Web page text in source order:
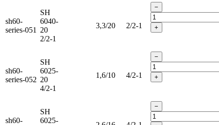
sh60-
series-051
SH
6040-
20
2/2-1
3,3/20 2/2-1
−
+
sh60-
series-052
SH
6025-
20
4/2-1
1,6/10 4/2-1
−
+
sh60-
SH
6025-
−